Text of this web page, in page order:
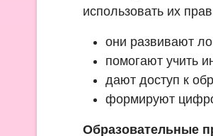
использовать их
они развивают
помогают учить
дают доступ к
формируют
Образовательные